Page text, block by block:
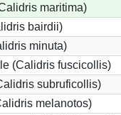
maritima)
bairdii)
minuta)
(Calidris fuscicollis)
subruficollis)
melanotos)